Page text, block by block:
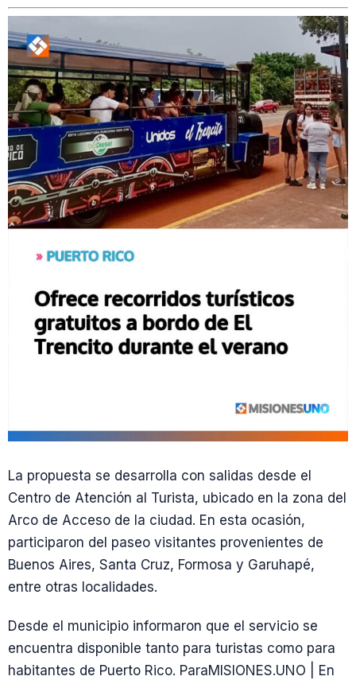
La propuesta se desarrolla con salidas desde el
Centro de Atención al Turista, ubicado en la zona del
Arco de Acceso de la ciudad. En esta ocasión,
participaron del paseo visitantes provenientes de
Buenos Aires, Santa Cruz, Formosa y Garuhapé,
entre otras localidades.
Desde el municipio informaron que el servicio se
encuentra disponible tanto para turistas como para
habitantes de Puerto Rico. ParaMISIONES.UNO | En